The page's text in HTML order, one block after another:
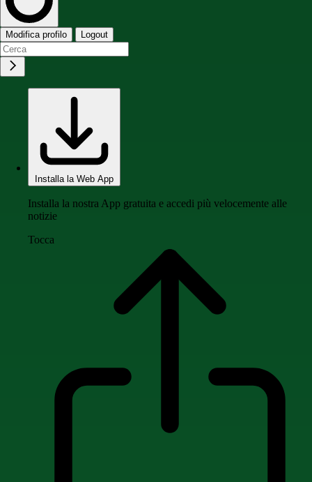
Modifica profilo Logout
Installa la Web App
Installa la nostra App gratuita e accedi più velocemente alle
notizie
Tocca